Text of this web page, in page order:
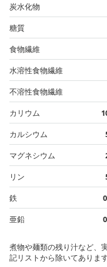
炭水化物
糖質
食物繊維
水溶性食物繊維
不溶性食物繊維
カリウム
カルシウム
マグネシウム
リン
鉄
亜鉛
煮物や麺類の残り汁など、
記リストから除いてあります